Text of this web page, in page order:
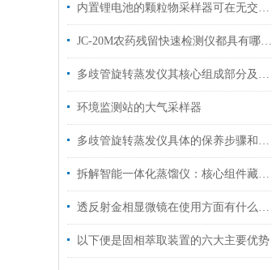
内置锂电池的颗粒物采样器可在无交流电情况下正常使用
JC-20M农药残留快速检测仪都具有哪些性能优势
多歧管旋转蒸发仪其核心组成部分及功能如下
环境监测站的大气采样器
多歧管旋转蒸发仪具体的保养步骤和注意事项
拆解智能一体化蒸馏仪：核心组件藏着哪些“高效密码”？
透反射金相显微镜在使用方面有什么小技巧吗？
以下便是固相萃取装置的六大主要优势